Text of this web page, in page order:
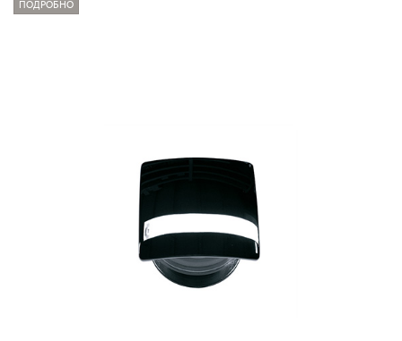
ПОДРОБНО